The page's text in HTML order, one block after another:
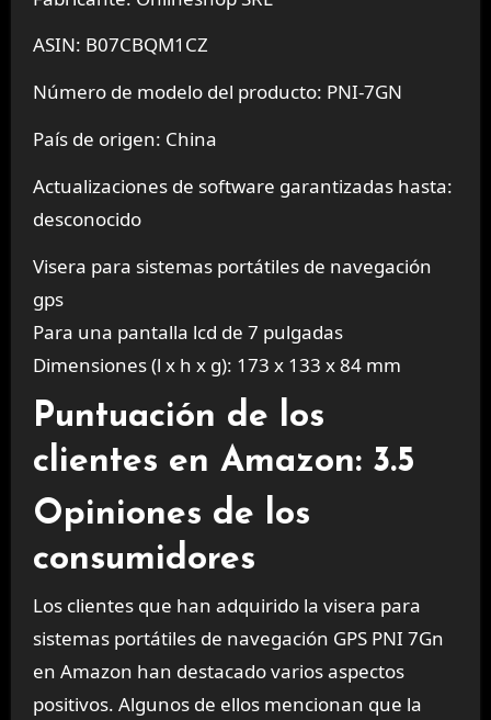
ASIN: B07CBQM1CZ
Número de modelo del producto: PNI-7GN
País de origen: China
Actualizaciones de software garantizadas hasta:
desconocido
Visera para sistemas portátiles de navegación
gps
Para una pantalla lcd de 7 pulgadas
Dimensiones (l x h x g): 173 x 133 x 84 mm
Puntuación de los
clientes en Amazon: 3.5
Opiniones de los
consumidores
Los clientes que han adquirido la visera para
sistemas portátiles de navegación GPS PNI 7Gn
en Amazon han destacado varios aspectos
positivos. Algunos de ellos mencionan que la